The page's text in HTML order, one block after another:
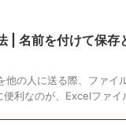
| 名前を付けて保
の人に送る際、ファイ
利なのが、Excelファ